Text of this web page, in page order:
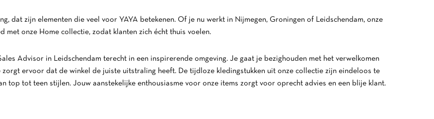
dat zijn elementen die veel voor YAYA betekenen. Of je nu werkt in Nijmegen, Groningen of Leidschendam, onze
met onze Home collectie, zodat klanten zich écht thuis voelen.
Advisor in Leidschendam terecht in een inspirerende omgeving. Je gaat je bezighouden met het verwelkomen
zorgt ervoor dat de winkel de juiste uitstraling heeft. De tijdloze kledingstukken uit onze collectie zijn eindeloos te
top tot teen stijlen. Jouw aanstekelijke enthousiasme voor onze items zorgt voor oprecht advies en een blije klant.